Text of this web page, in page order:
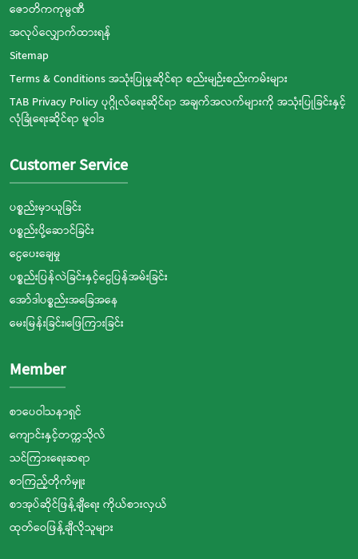
ဇောတိကကုမ္ပဏီ
အလုပ်လျှောက်ထားရန်
Sitemap
Terms & Conditions အသုံးပြုမှုဆိုင်ရာ စည်းမျဉ်းစည်းကမ်းများ
TAB Privacy Policy ပုဂ္ဂိုလ်ရေးဆိုင်ရာ အချက်အလက်များကို အသုံးပြုခြင်းနှင့်
လုံခြုံရေးဆိုင်ရာ မူဝါဒ
Customer Service
ပစ္စည်းမှာယူခြင်း
ပစ္စည်းပို့ဆောင်ခြင်း
ငွေပေးချေမှု
ပစ္စည်းပြန်လဲခြင်းနှင့်ငွေပြန်အမ်းခြင်း
အော်ဒါပစ္စည်းအခြေအနေ
မေးမြန်းခြင်း၊ဖြေကြားခြင်း
Member
စာပေဝါသနာရှင်
ကျောင်းနှင့်တက္ကသိုလ်
သင်ကြားရေးဆရာ
စာကြည့်တိုက်မှူး
စာအုပ်ဆိုင်ဖြန့်ချီရေး ကိုယ်စားလှယ်
ထုတ်ဝေဖြန့်ချီလိုသူများ